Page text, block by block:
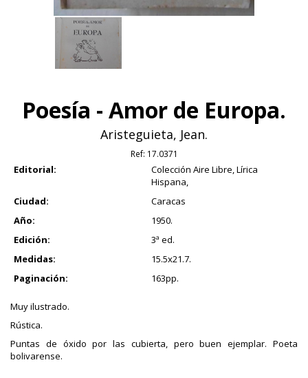
Poesía - Amor de Europa.
Aristeguieta, Jean.
Ref: 17.0371
Editorial:
Colección Aire Libre, Lírica
Hispana,
Ciudad:
Caracas
Año:
1950.
Edición:
3ª ed.
Medidas:
15.5x21.7.
Paginación:
163pp.
Muy ilustrado.
Rústica.
Puntas de óxido por las cubierta, pero buen ejemplar. Poeta
bolivarense.